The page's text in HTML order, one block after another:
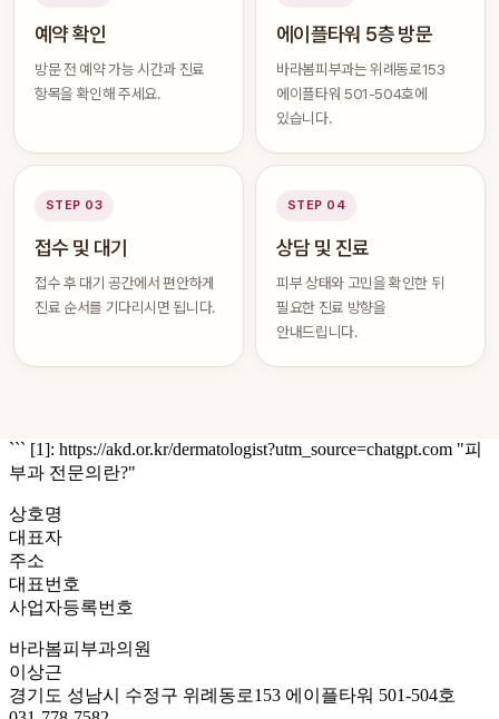
예약 확인
방문 전 예약 가능 시간과 진료
항목을 확인해 주세요.
에이플타워 5층 방문
바라봄피부과는 위례동로153
에이플타워 501-504호에
있습니다.
STEP 03
접수 및 대기
접수 후 대기 공간에서 편안하게
진료 순서를 기다리시면 됩니다.
STEP 04
상담 및 진료
피부 상태와 고민을 확인한 뒤
필요한 진료 방향을
안내드립니다.
``` [1]: https://akd.or.kr/dermatologist?utm_source=chatgpt.com "피
부과 전문의란?"
상호명
대표자
주소
대표번호
사업자등록번호
바라봄피부과의원
이상근
경기도 성남시 수정구 위례동로153 에이플타워 501-504호